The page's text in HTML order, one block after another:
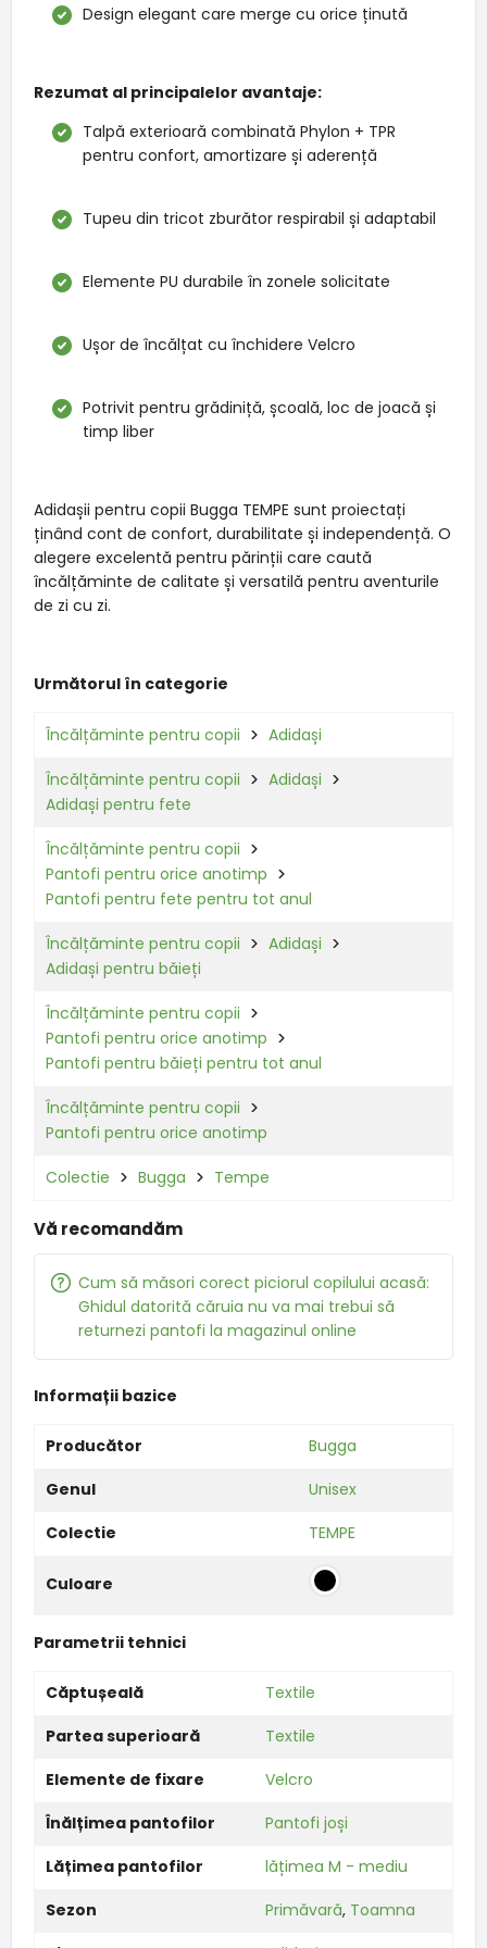
Design elegant care merge cu orice ținută
Rezumat al principalelor avantaje:
Talpă exterioară combinată Phylon + TPR
pentru confort, amortizare și aderență
Tupeu din tricot zburător respirabil și adaptabil
Elemente PU durabile în zonele solicitate
Ușor de încălțat cu închidere Velcro
Potrivit pentru grădiniță, școală, loc de joacă și
timp liber
Adidașii pentru copii Bugga TEMPE sunt proiectați
ținând cont de confort, durabilitate și independență. O
alegere excelentă pentru părinții care caută
încălțăminte de calitate și versatilă pentru aventurile
de zi cu zi.
Următorul în categorie
Încălțăminte pentru copii Adidași
Încălțăminte pentru copii
Adidași
Adidași pentru fete
Încălțăminte pentru copii
Pantofi pentru orice anotimp
Pantofi pentru fete pentru tot anul
Încălțăminte pentru copii
Adidași
Adidași pentru băieți
Încălțăminte pentru copii
Pantofi pentru orice anotimp
Pantofi pentru băieți pentru tot anul
Încălțăminte pentru copii
Pantofi pentru orice anotimp
Colectie Bugga Tempe
Vă recomandăm
Cum să măsori corect piciorul copilului acasă:
Ghidul datorită căruia nu va mai trebui să
returnezi pantofi la magazinul online
Informații bazice
Producător
Bugga
Genul
Unisex
Colectie
TEMPE
Culoare
Parametrii tehnici
Căptușeală
Textile
Partea superioară
Textile
Elemente de fixare
Velcro
Înălțimea pantofilor
Pantofi joși
Lățimea pantofilor
lățimea M - mediu
Sezon
Primăvară, Toamna